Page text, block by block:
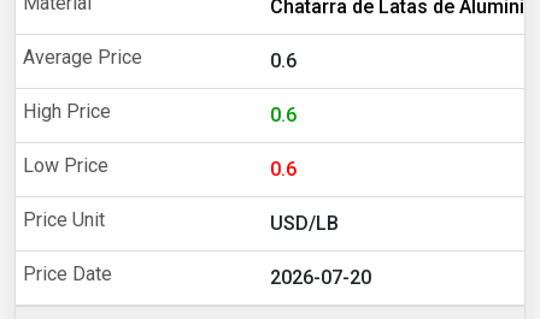
Chatarra de Latas de Aluminio
0.6
0.6
0.6
USD/LB
2026-07-20